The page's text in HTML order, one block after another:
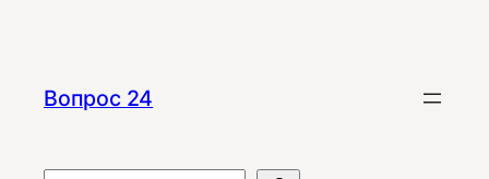
содержимому
Вопрос 24